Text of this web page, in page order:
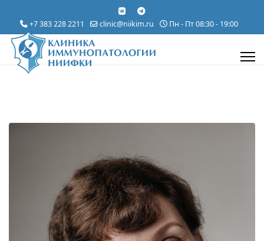
+7 383 228 2211 clinic@niikim.ru Пн - Пт 08:30 - 19:00